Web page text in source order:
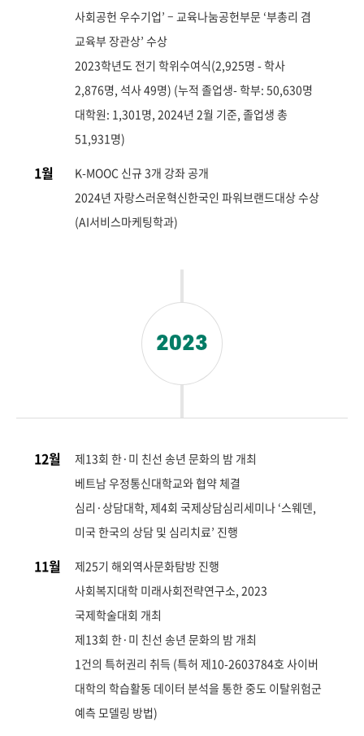
사회공헌 우수기업’ – 교육나눔공헌부문 ‘부총리 겸
교육부 장관상’ 수상
2023학년도 전기 학위수여식(2,925명 - 학사
2,876명, 석사 49명) (누적 졸업생- 학부: 50,630명
대학원: 1,301명, 2024년 2월 기준, 졸업생 총
51,931명)
1월
K-MOOC 신규 3개 강좌 공개
2024년 자랑스러운혁신한국인 파워브랜드대상 수상
(AI서비스마케팅학과)
2023
12월
제13회 한·미 친선 송년 문화의 밤 개최
베트남 우정통신대학교와 협약 체결
심리·상담대학, 제4회 국제상담심리세미나 ‘스웨덴,
미국 한국의 상담 및 심리치료’ 진행
11월
제25기 해외역사문화탐방 진행
사회복지대학 미래사회전략연구소, 2023
국제학술대회 개최
제13회 한·미 친선 송년 문화의 밤 개최
1건의 특허권리 취득 (특허 제10-2603784호 사이버
대학의 학습활동 데이터 분석을 통한 중도 이탈위험군
예측 모델링 방법)